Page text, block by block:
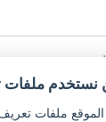
نستخدم ملفات
ملفات تعريف